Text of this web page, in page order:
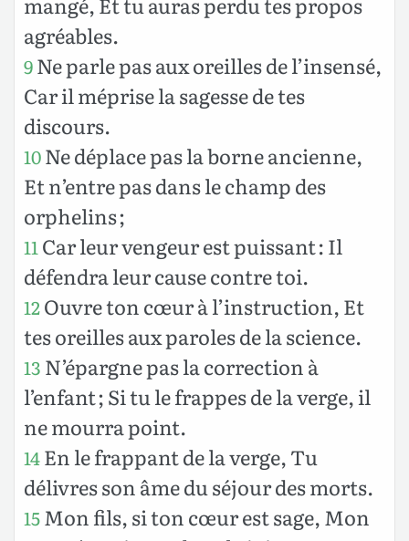
agréables.
9Ne parle pas aux oreilles de l’insensé,
Car il méprise la sagesse de tes
discours.
10Ne déplace pas la borne ancienne,
Et n’entre pas dans le champ des
orphelins ;
11 Car leur vengeur est puissant : Il
défendra leur cause contre toi.
12Ouvre ton cœur à l’instruction, Et
tes oreilles aux paroles de la science.
13 N’épargne pas la correction à
l’enfant ; Si tu le frappes de la verge, il
ne mourra point.
14En le frappant de la verge, Tu
délivres son âme du séjour des morts.
15Mon fils, si ton cœur est sage, Mon